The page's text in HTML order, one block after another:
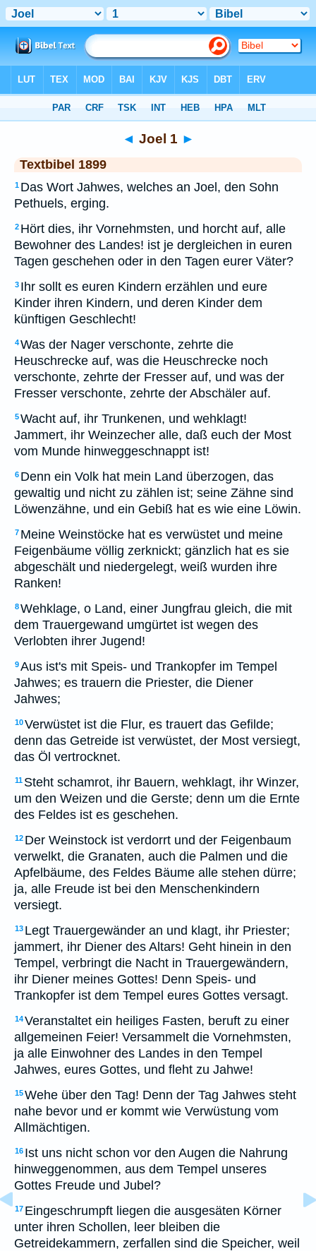
◄ Joel 1 ►
Textbibel 1899
1 Das Wort Jahwes, welches an Joel, den Sohn
Pethuels, erging.
2 Hört dies, ihr Vornehmsten, und horcht auf, alle
Bewohner des Landes! ist je dergleichen in euren
Tagen geschehen oder in den Tagen eurer Väter?
3 Ihr sollt es euren Kindern erzählen und eure
Kinder ihren Kindern, und deren Kinder dem
künftigen Geschlecht!
4Was der Nager verschonte, zehrte die
Heuschrecke auf, was die Heuschrecke noch
verschonte, zehrte der Fresser auf, und was der
Fresser verschonte, zehrte der Abschäler auf.
5Wacht auf, ihr Trunkenen, und wehklagt!
Jammert, ihr Weinzecher alle, daß euch der Most
vom Munde hinweggeschnappt ist!
6 Denn ein Volk hat mein Land überzogen, das
gewaltig und nicht zu zählen ist; seine Zähne sind
Löwenzähne, und ein Gebiß hat es wie eine Löwin.
7 Meine Weinstöcke hat es verwüstet und meine
Feigenbäume völlig zerknickt; gänzlich hat es sie
abgeschält und niedergelegt, weiß wurden ihre
Ranken!
8Wehklage, o Land, einer Jungfrau gleich, die mit
dem Trauergewand umgürtet ist wegen des
Verlobten ihrer Jugend!
9Aus ist's mit Speis- und Trankopfer im Tempel
Jahwes; es trauern die Priester, die Diener
Jahwes;
10Verwüstet ist die Flur, es trauert das Gefilde;
denn das Getreide ist verwüstet, der Most versiegt,
das Öl vertrocknet.
11 Steht schamrot, ihr Bauern, wehklagt, ihr Winzer,
um den Weizen und die Gerste; denn um die Ernte
des Feldes ist es geschehen.
12 Der Weinstock ist verdorrt und der Feigenbaum
verwelkt, die Granaten, auch die Palmen und die
Apfelbäume, des Feldes Bäume alle stehen dürre;
ja, alle Freude ist bei den Menschenkindern
versiegt.
13 Legt Trauergewänder an und klagt, ihr Priester;
jammert, ihr Diener des Altars! Geht hinein in den
Tempel, verbringt die Nacht in Trauergewändern,
ihr Diener meines Gottes! Denn Speis- und
Trankopfer ist dem Tempel eures Gottes versagt.
14Veranstaltet ein heiliges Fasten, beruft zu einer
allgemeinen Feier! Versammelt die Vornehmsten,
ja alle Einwohner des Landes in den Tempel
Jahwes, eures Gottes, und fleht zu Jahwe!
15Wehe über den Tag! Denn der Tag Jahwes steht
nahe bevor und er kommt wie Verwüstung vom
Allmächtigen.
16 Ist uns nicht schon vor den Augen die Nahrung
hinweggenommen, aus dem Tempel unseres
Gottes Freude und Jubel?
17 Eingeschrumpft liegen die ausgesäten Körner
unter ihren Schollen, leer bleiben die
Getreidekammern, zerfallen sind die Speicher, weil